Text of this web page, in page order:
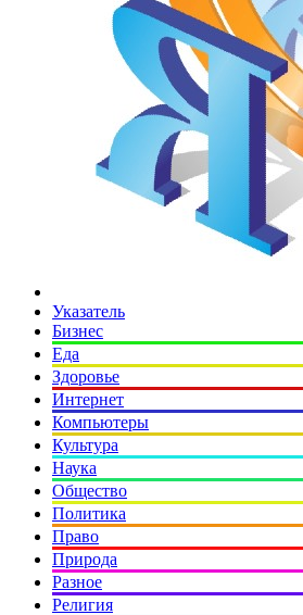
Указатель
Бизнес
Еда
Здоровье
Интернет
Компьютеры
Культура
Наука
Общество
Политика
Право
Природа
Разное
Религия